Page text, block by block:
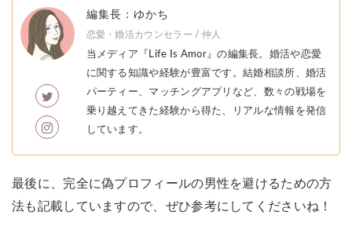
編集長：ゆかち
恋愛・婚活カウンセラー / 仲人
当メディア『Life Is Amor』の編集長。婚活や恋愛
に関する知識や経験が豊富です。結婚相談所、婚活
パーティー、マッチングアプリなど、数々の戦場を
乗り越えてきた経験から得た、リアルな情報を発信
しています。
最後に、完全に偽プロフィールの男性を避けるための方
法も記載していますので、ぜひ参考にしてくださいね！